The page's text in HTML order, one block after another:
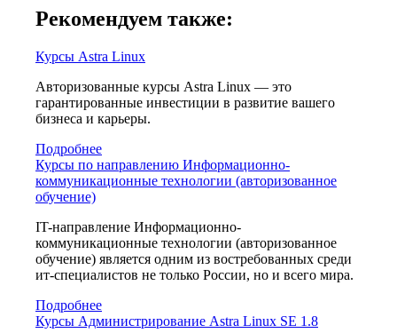
Рекомендуем также:
Курсы Astra Linux
Авторизованные курсы Astra Linux — это
гарантированные инвестиции в развитие вашего
бизнеса и карьеры.
Подробнее
Курсы по направлению Информационно-
коммуникационные технологии (авторизованное
обучение)
IT-направление Информационно-
коммуникационные технологии (авторизованное
обучение) является одним из востребованных среди
ит-специалистов не только России, но и всего мира.
Подробнее
Курсы Администрирование Astra Linux SE 1.8